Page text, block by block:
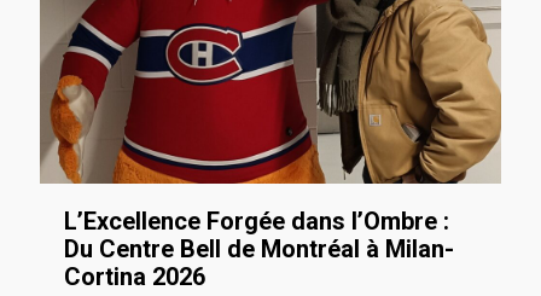
L’Excellence Forgée dans l’Ombre :
Du Centre Bell de Montréal à Milan-
Cortina 2026